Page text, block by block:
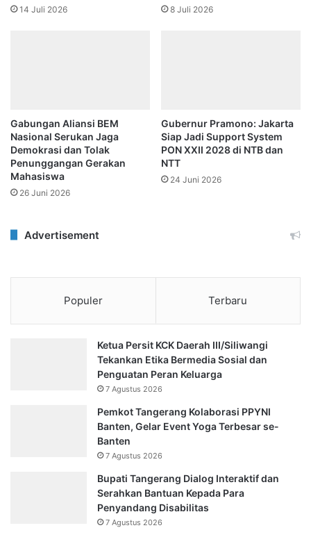
14 Juli 2026 8 Juli 2026
Gabungan Aliansi BEM
Nasional Serukan Jaga
Demokrasi dan Tolak
Penunggangan Gerakan
Mahasiswa
26 Juni 2026
Gubernur Pramono: Jakarta
Siap Jadi Support System
PON XXII 2028 di NTB dan
NTT
24 Juni 2026
Advertisement
Populer Terbaru
Ketua Persit KCK Daerah III/Siliwangi
Tekankan Etika Bermedia Sosial dan
Penguatan Peran Keluarga
7 Agustus 2026
Pemkot Tangerang Kolaborasi PPYNI
Banten, Gelar Event Yoga Terbesar se-
Banten
7 Agustus 2026
Bupati Tangerang Dialog Interaktif dan
Serahkan Bantuan Kepada Para
Penyandang Disabilitas
7 Agustus 2026